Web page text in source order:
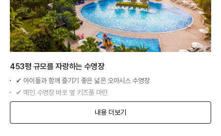
453평 규모를 자랑하는 수영장
✔ 아이들과 함께 즐기기 좋은 넓은 오아시스 수영장
✔ 메인 수영장 바로 옆 키즈풀 마련
✔ 튜브와 비치 타월 무료
내용 더보기